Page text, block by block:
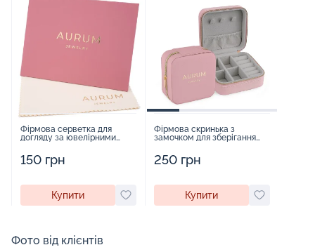
Фірмова серветка для
догляду за ювелірними
150 грн
Купити
Фірмова скринька з
замочком для зберігання
250 грн
Купити
Фото від клієнтів